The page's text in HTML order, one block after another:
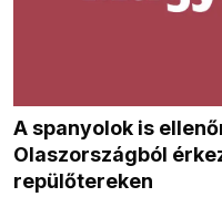
A spanyolok is
Olaszországból
repülőtereken